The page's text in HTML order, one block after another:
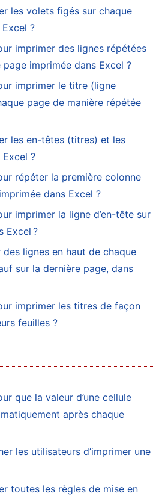
les volets figés sur chaque
Excel ?
imprimer des lignes répétées
imprimée dans Excel ?
imprimer le titre (ligne
page de manière répétée
les en-têtes (titres) et les
?
répéter la première colonne
dans Excel ?
imprimer la ligne d’en-tête sur
Excel ?
lignes en haut de chaque
sur la dernière page, dans
imprimer les titres de façon
feuilles ?
que la valeur d’une cellule
après chaque
les utilisateurs d’imprimer une
toutes les règles de mise en